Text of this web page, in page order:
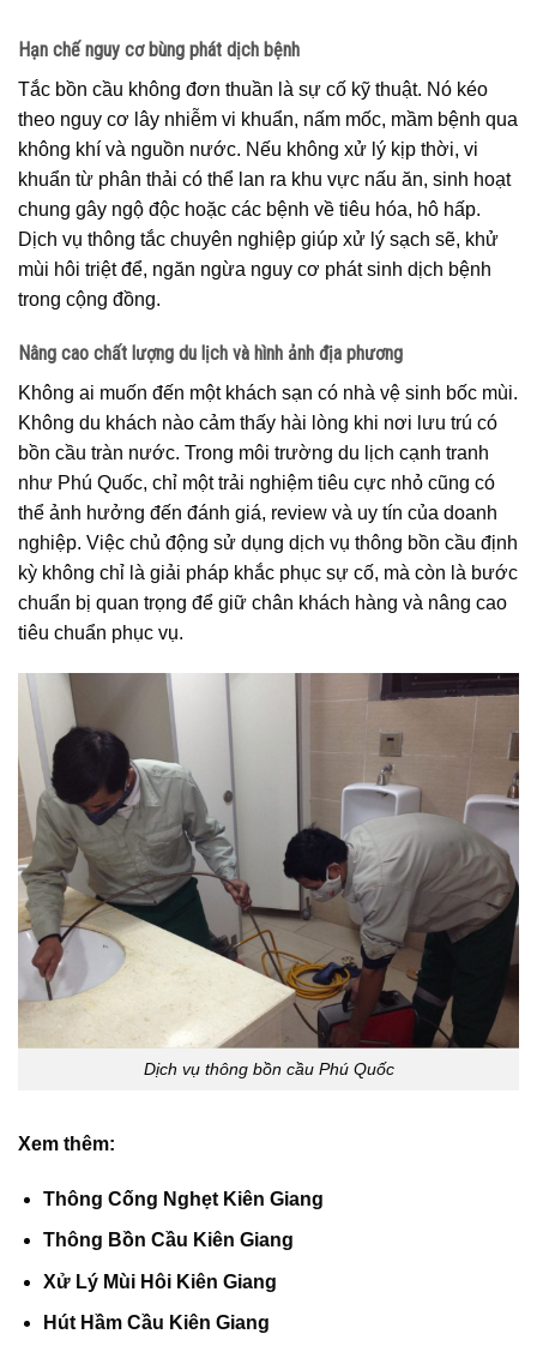
Hạn chế nguy cơ bùng phát dịch bệnh
Tắc bồn cầu không đơn thuần là sự cố kỹ thuật. Nó kéo
theo nguy cơ lây nhiễm vi khuẩn, nấm mốc, mầm bệnh qua
không khí và nguồn nước. Nếu không xử lý kịp thời, vi
khuẩn từ phân thải có thể lan ra khu vực nấu ăn, sinh hoạt
chung gây ngộ độc hoặc các bệnh về tiêu hóa, hô hấp.
Dịch vụ thông tắc chuyên nghiệp giúp xử lý sạch sẽ, khử
mùi hôi triệt để, ngăn ngừa nguy cơ phát sinh dịch bệnh
trong cộng đồng.
Nâng cao chất lượng du lịch và hình ảnh địa phương
Không ai muốn đến một khách sạn có nhà vệ sinh bốc mùi.
Không du khách nào cảm thấy hài lòng khi nơi lưu trú có
bồn cầu tràn nước. Trong môi trường du lịch cạnh tranh
như Phú Quốc, chỉ một trải nghiệm tiêu cực nhỏ cũng có
thể ảnh hưởng đến đánh giá, review và uy tín của doanh
nghiệp. Việc chủ động sử dụng dịch vụ thông bồn cầu định
kỳ không chỉ là giải pháp khắc phục sự cố, mà còn là bước
chuẩn bị quan trọng để giữ chân khách hàng và nâng cao
tiêu chuẩn phục vụ.
Dịch vụ thông bồn cầu Phú Quốc
Xem thêm:
Thông Cống Nghẹt Kiên Giang
Thông Bồn Cầu Kiên Giang
Xử Lý Mùi Hôi Kiên Giang
Hút Hầm Cầu Kiên Giang